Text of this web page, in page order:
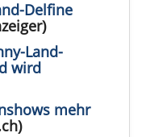
Delfine
Land-
wird
mehr